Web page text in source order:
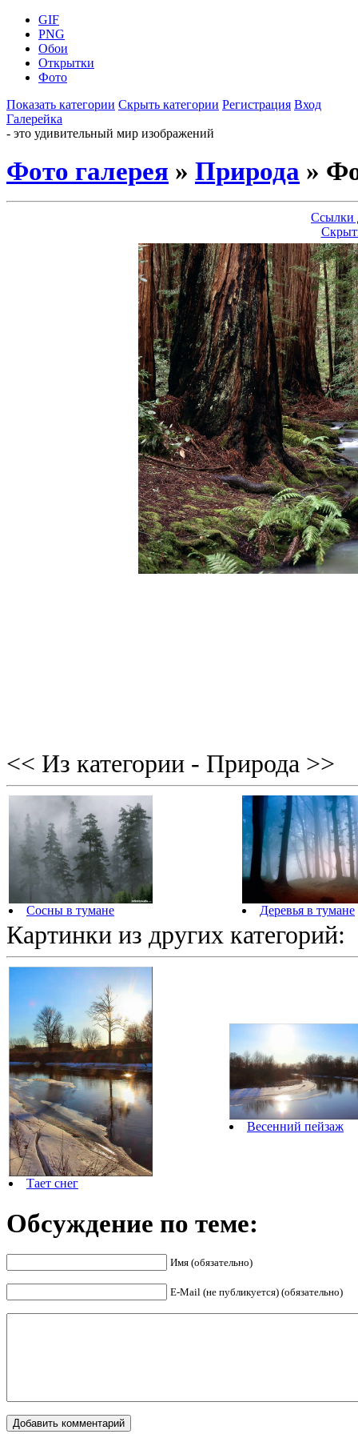
GIF
PNG
Обои
Открытки
Фото
Показать категории Скрыть категории Регистрация Вход
Галерейка
- это удивительный мир изображений
Фото галерея » Природа »
Ссылки
<< Из категории - Природа >>
Сосны в тумане Деревья в тумане
Картинки из других категорий:
Тает снег
Весенний пейзаж
Обсуждение по теме:
Имя (обязательно)
E-Mail (не публикуется) (обязательно)